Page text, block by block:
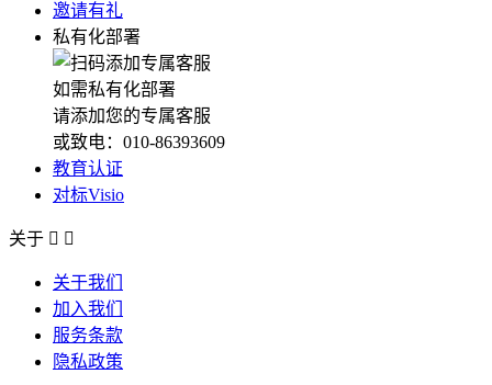
邀请有礼
私有化部署
如需私有化部署
请添加您的专属客服
或致电：010-86393609
教育认证
对标Visio
关于  
关于我们
加入我们
服务条款
隐私政策